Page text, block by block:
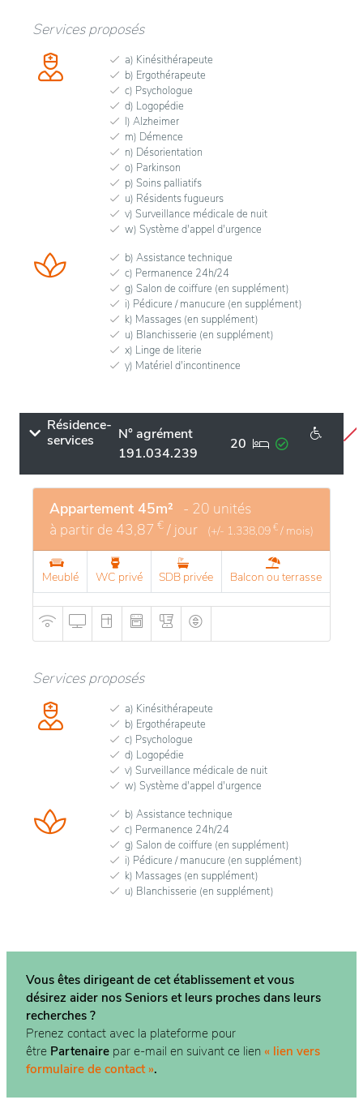
Services proposés
a) Kinésithérapeute
b) Ergothérapeute
c) Psychologue
d) Logopédie
l) Alzheimer
m) Démence
n) Désorientation
o) Parkinson
p) Soins palliatifs
u) Résidents fugueurs
v) Surveillance médicale de nuit
w) Système d'appel d'urgence
b) Assistance technique
c) Permanence 24h/24
g) Salon de coiffure (en supplément)
i) Pédicure / manucure (en supplément)
k) Massages (en supplément)
u) Blanchisserie (en supplément)
x) Linge de literie
y) Matériel d'incontinence
Résidence-
services
N° agrément
191.034.239
20
Appartement 45m² - 20 unités
à partir de 43,87 € / jour (+/- 1.338,09 € / mois)
Meublé WC privé SDB privée Balcon ou terrasse
Services proposés
a) Kinésithérapeute
b) Ergothérapeute
c) Psychologue
d) Logopédie
v) Surveillance médicale de nuit
w) Système d'appel d'urgence
b) Assistance technique
c) Permanence 24h/24
g) Salon de coiffure (en supplément)
i) Pédicure / manucure (en supplément)
k) Massages (en supplément)
u) Blanchisserie (en supplément)
Vous êtes dirigeant de cet établissement et vous
désirez aider nos Seniors et leurs proches dans leurs
recherches ?
Prenez contact avec la plateforme pour
être Partenaire par e-mail en suivant ce lien « lien vers
formulaire de contact ».